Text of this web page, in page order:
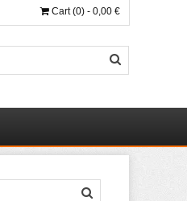
Cart (0) - 0,00 €